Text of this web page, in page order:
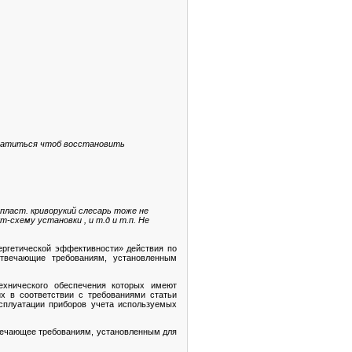
чтоб восстановить
криворукий слесарь тоже не
схему установки , и т.д и т.п. Не
эффективности» действия по
требованиям, установленным
обеспечения которых имеют
в соответствии с требованиями статьи
приборов учета используемых
требованиям, установленным для